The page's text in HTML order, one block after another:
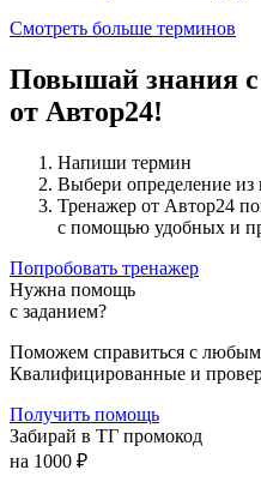
Смотреть больше терминов
Повышай знания
от Автор24!
Напиши термин
Выбери определение из
Тренажер от Автор24
с помощью удобных и
Попробовать тренажер
Нужна помощь
с заданием?
Поможем справиться с
Квалифицированные и
Получить помощь
Забирай в ТГ промокод
на 1000 ₽